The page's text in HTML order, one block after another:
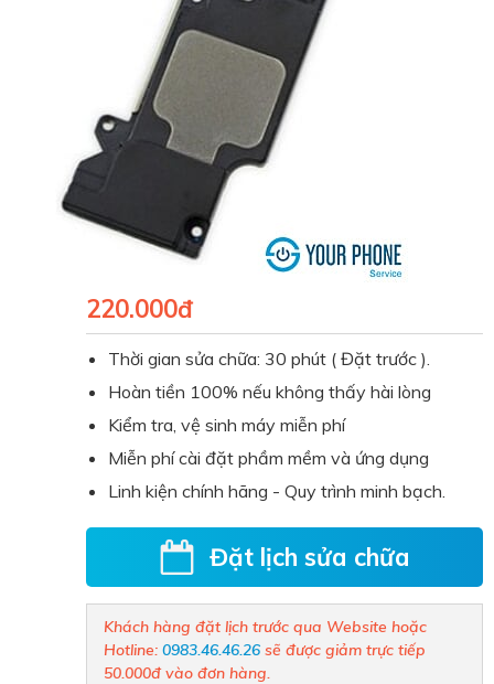
220.000đ
Thời gian sửa chữa: 30 phút ( Đặt trước ).
Hoàn tiền 100% nếu không thấy hài lòng
Kiểm tra, vệ sinh máy miễn phí
Miễn phí cài đặt phầm mềm và ứng dụng
Linh kiện chính hãng - Quy trình minh bạch.
Đặt lịch sửa chữa
Khách hàng đặt lịch trước qua Website hoặc
Hotline: 0983.46.46.26 sẽ được giảm trực tiếp
50.000đ vào đơn hàng.